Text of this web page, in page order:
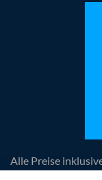
Alle Preise